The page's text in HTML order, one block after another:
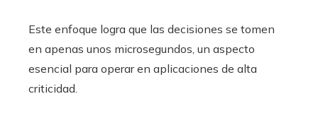
Este enfoque logra que las decisiones se tomen
en apenas unos microsegundos, un aspecto
esencial para operar en aplicaciones de alta
criticidad.